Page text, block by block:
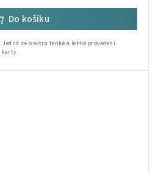
Do košíku
se o extra tenké a lehké provedení